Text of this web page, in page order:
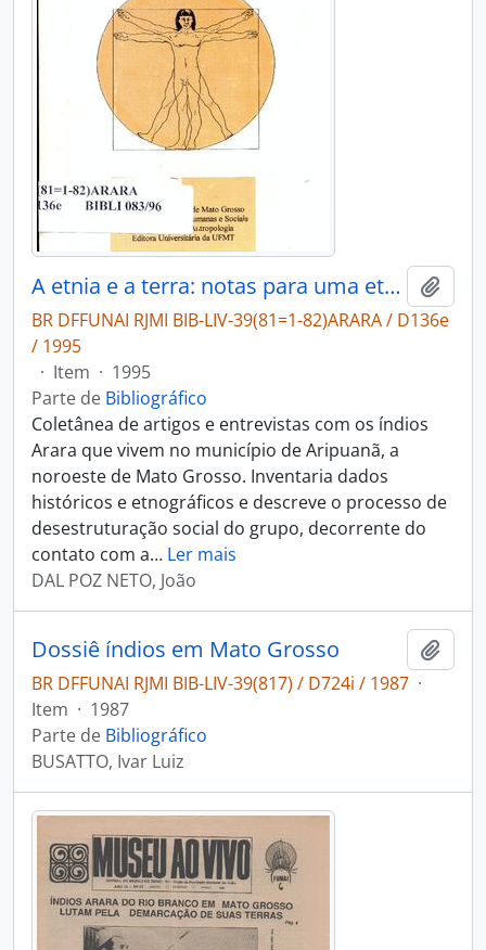
A etnia e a terra: notas para uma etnologia dos índios Arara (Aripuanã - MT).
BR DFFUNAI RJMI BIB-LIV-39(81=1-82)ARARA / D136e
/ 1995
· Item · 1995
Parte de Bibliográfico
Coletânea de artigos e entrevistas com os índios
Arara que vivem no município de Aripuanã, a
noroeste de Mato Grosso. Inventaria dados
históricos e etnográficos e descreve o processo de
desestruturação social do grupo, decorrente do
contato com a… Ler mais
DAL POZ NETO, João
Dossiê índios em Mato Grosso
BR DFFUNAI RJMI BIB-LIV-39(817) / D724i / 1987 ·
Item · 1987
Parte de Bibliográfico
BUSATTO, Ivar Luiz